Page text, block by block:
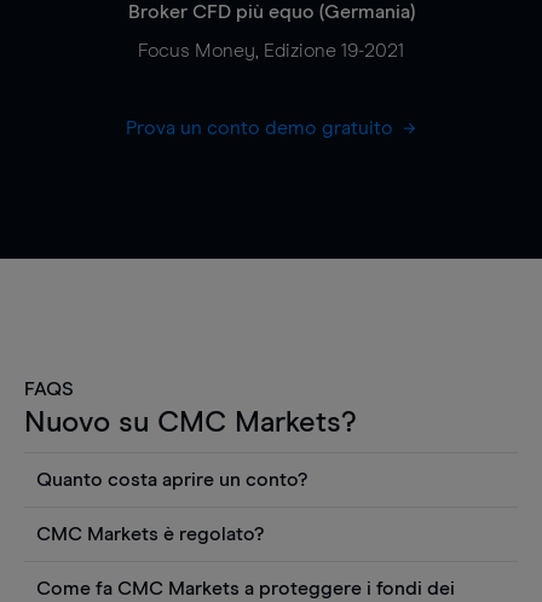
Broker CFD più equo (Germania)
Focus Money, Edizione 19-2021
Prova un conto demo gratuito
FAQS
Nuovo su CMC Markets?
Quanto costa aprire un conto?
Puoi anche visualizzare gratuitamente i prezzi e
utilizzare strumenti come grafici, notizie Reuters
CMC Markets è regolato?
Come fa CMC Markets a proteggere i fondi dei